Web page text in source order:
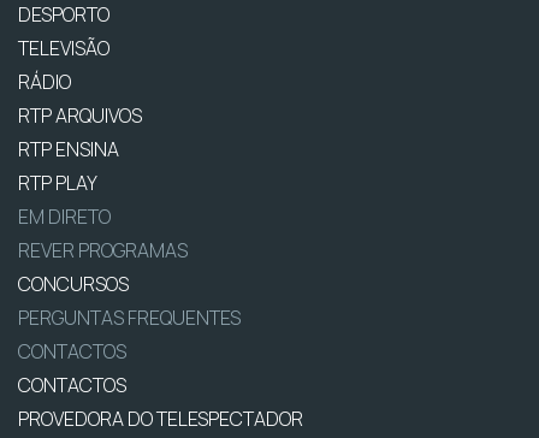
DESPORTO
TELEVISÃO
RÁDIO
RTP ARQUIVOS
RTP ENSINA
RTP PLAY
EM DIRETO
REVER PROGRAMAS
CONCURSOS
PERGUNTAS FREQUENTES
CONTACTOS
CONTACTOS
PROVEDORA DO TELESPECTADOR